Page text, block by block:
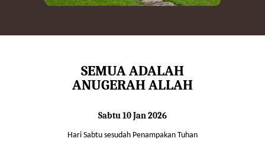
SEMUA ADALAH
ANUGERAH ALLAH
Sabtu 10 Jan 2026
Hari Sabtu sesudah Penampakan Tuhan